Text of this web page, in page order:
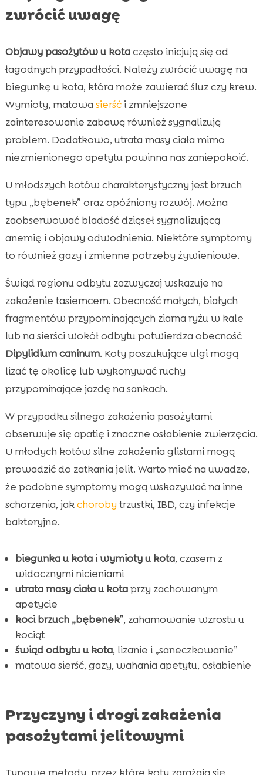
zwrócić uwagę
Objawy pasożytów u kotaczęsto inicjują się od
łagodnych przypadłości. Należy zwrócić uwagę na
biegunkę u kota, która może zawierać śluz czy krew.
Wymioty, matowa sierśći zmniejszone
zainteresowanie zabawą również sygnalizują
problem. Dodatkowo, utrata masy ciała mimo
niezmienionego apetytu powinna nas zaniepokoić.
U młodszych kotów charakterystyczny jest brzuch
typu „bębenek” oraz opóźniony rozwój. Można
zaobserwować bladość dziąseł sygnalizującą
anemię i objawy odwodnienia. Niektóre symptomy
to również gazy i zmienne potrzeby żywieniowe.
Świąd regionu odbytu zazwyczaj wskazuje na
zakażenie tasiemcem. Obecność małych, białych
fragmentów przypominających ziarna ryżu w kale
lub na sierści wokół odbytu potwierdza obecność
Dipylidium caninum. Koty poszukujące ulgi mogą
lizać tę okolicę lub wykonywać ruchy
przypominające jazdę na sankach.
W przypadku silnego zakażenia pasożytami
obserwuje się apatię i znaczne osłabienie zwierzęcia.
U młodych kotów silne zakażenia glistami mogą
prowadzić do zatkania jelit. Warto mieć na uwadze,
że podobne symptomy mogą wskazywać na inne
schorzenia, jakchoroby trzustki, IBD, czy infekcje
bakteryjne.
biegunka u kotaiwymioty u kota, czasem z
widocznymi nicieniami
utrata masy ciała u kotaprzy zachowanym
apetycie
koci brzuch „bębenek”, zahamowanie wzrostu u
kociąt
świąd odbytu u kota, lizanie i „saneczkowanie”
matowa sierść, gazy, wahania apetytu, osłabienie
Przyczyny i drogi zakażenia
pasożytami jelitowymi